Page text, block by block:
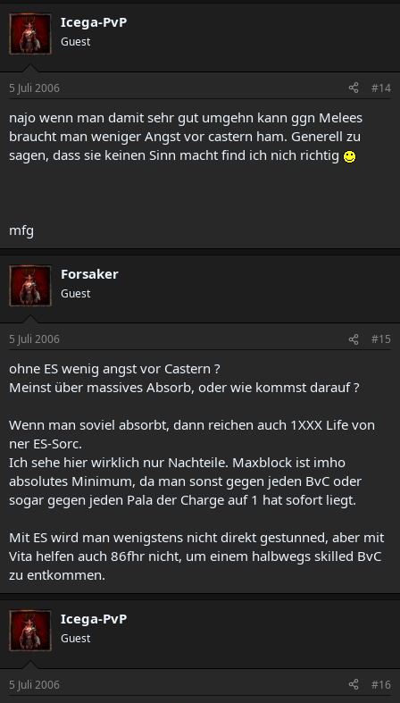
Icega-PvP
Guest
5 Juli 2006 #14
najo wenn man damit sehr gut umgehn kann ggn Melees
braucht man weniger Angst vor castern ham. Generell zu
sagen, dass sie keinen Sinn macht find ich nich richtig
mfg
Forsaker
Guest
5 Juli 2006 #15
ohne ES wenig angst vor Castern ?
Meinst über massives Absorb, oder wie kommst darauf ?
Wenn man soviel absorbt, dann reichen auch 1XXX Life von
ner ES-Sorc.
Ich sehe hier wirklich nur Nachteile. Maxblock ist imho
absolutes Minimum, da man sonst gegen jeden BvC oder
sogar gegen jeden Pala der Charge auf 1 hat sofort liegt.
Mit ES wird man wenigstens nicht direkt gestunned, aber mit
Vita helfen auch 86fhr nicht, um einem halbwegs skilled BvC
zu entkommen.
Icega-PvP
Guest
5 Juli 2006 #16